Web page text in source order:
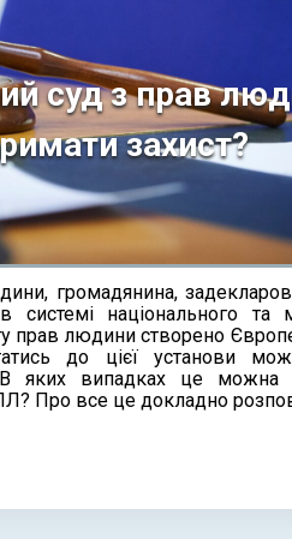
суд з прав
захист?
громадянина,
системі національного та
прав людини створено
до цієї установи
В яких випадках це можна
Про все це докладно